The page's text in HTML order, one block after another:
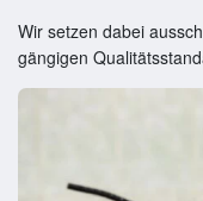
Wir setzen dabei
gängigen